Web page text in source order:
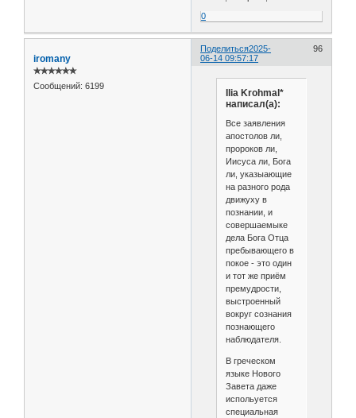
0
Поделиться 96
2025-
06-14 09:57:17
iromany
✯✯✯✯✯✯
Сообщений: 6199
Ilia Krohmal*
написал(а):
Все заявления
апостолов ли,
пророков ли,
Иисуса ли, Бога
ли, указыающие
на разного рода
движуху в
познании, и
совершаемыке
дела Бога Отца
пребывающего в
покое - это один
и тот же приём
премудрости,
выстроенный
вокруг сознания
познающего
наблюдателя.
В греческом
языке Нового
Завета даже
испольуется
специальная